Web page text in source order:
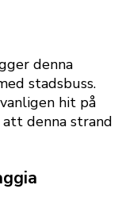
denna
stadsbuss.
hit på
att denna strand